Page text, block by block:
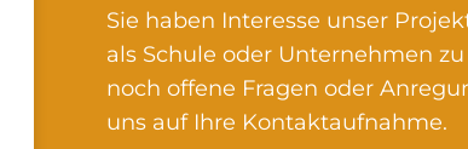
Sie haben Interesse unser
als Schule oder Unternehmen
noch offene Fragen oder
uns auf Ihre Kontaktaufnahme.